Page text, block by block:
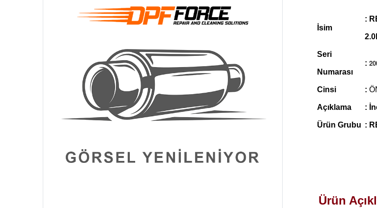
İsim
:
Seri
Numarası
:
Cinsi :
Açıklama :
Ürün Grubu :
Ürün